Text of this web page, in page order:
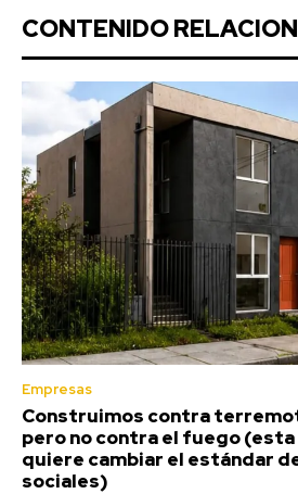
CONTENIDO
Empresas
Construimos contra
pero no contra el fuego
quiere cambiar el estándar
sociales)